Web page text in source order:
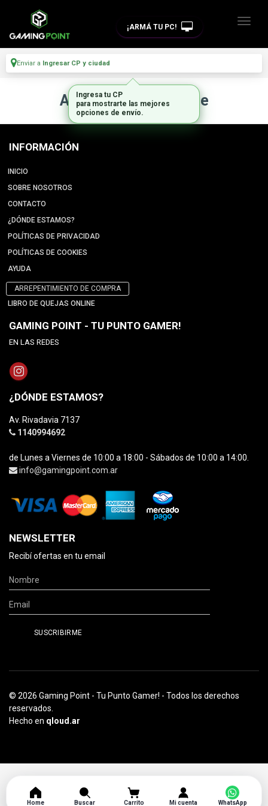
¡ARMÁ TU PC!
Enviar a Ingresar CP y ciudad
Artículo no disponible
INFORMACIÓN
INICIO
SOBRE NOSOTROS
CONTACTO
¿DÓNDE ESTAMOS?
POLÍTICAS DE PRIVACIDAD
POLÍTICAS DE COOKIES
AYUDA
ARREPENTIMIENTO DE COMPRA
LIBRO DE QUEJAS ONLINE
GAMING POINT - TU PUNTO GAMER!
EN LAS REDES
¿DÓNDE ESTAMOS?
Av. Rivadavia 7137
1140994692
de Lunes a Viernes de 10:00 a 18:00 - Sábados de 10:00 a 14:00.
info@gamingpoint.com.ar
NEWSLETTER
Recibí ofertas en tu email
© 2026 Gaming Point - Tu Punto Gamer! - Todos los derechos
reservados.
Hecho en qloud.ar
Home Buscar Carrito Mi cuenta
Ingresa tu CP
para mostrarte las mejores
opciones de envío.